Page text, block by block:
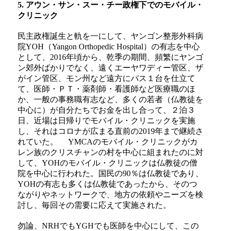
5. アウン・サン・スー・チー政権下でのモバイル・
クリニック
民主政権誕生と軌を一にして、ヤンゴン整形外科病
院YOH（Yangon Orthopedic Hospital）の有志を中心
として、2016年頃から、乾季の期間、頻繁にヤンゴ
ン郊外ばかりでなく、遠くエーヤワディー管区、ザ
がイン管区、モン州など遠方にバス１台を仕立て
て、医師・ＰＴ・薬剤師・看護師など医療職のほ
か、一般の事務職有志など、多くの若者（仏教徒を
中心に）が自分たちでお金を出し合って、２泊３
日、近場は日帰りでモバイル・クリニックを実施
し、それはコロナが広まる直前の2019年まで継続さ
れていた。 YMCAのモバイル・クリニックがカ
レン族のクリスチャンの村を中心に組まれたのに対
して、YOHのモバイル・クリニックは仏教徒の僧
院を中心に行われた。国民の90％は仏教徒であり、
YOHの有志も多くは仏教徒であったから、そのつ
ながりやネットワークで、地方の依頼やニーズを検
討し、毎回その需要に応えて実施された。
勿論、NRHでもYGHでも医師を中心にして、この